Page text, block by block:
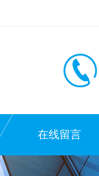
在线留言